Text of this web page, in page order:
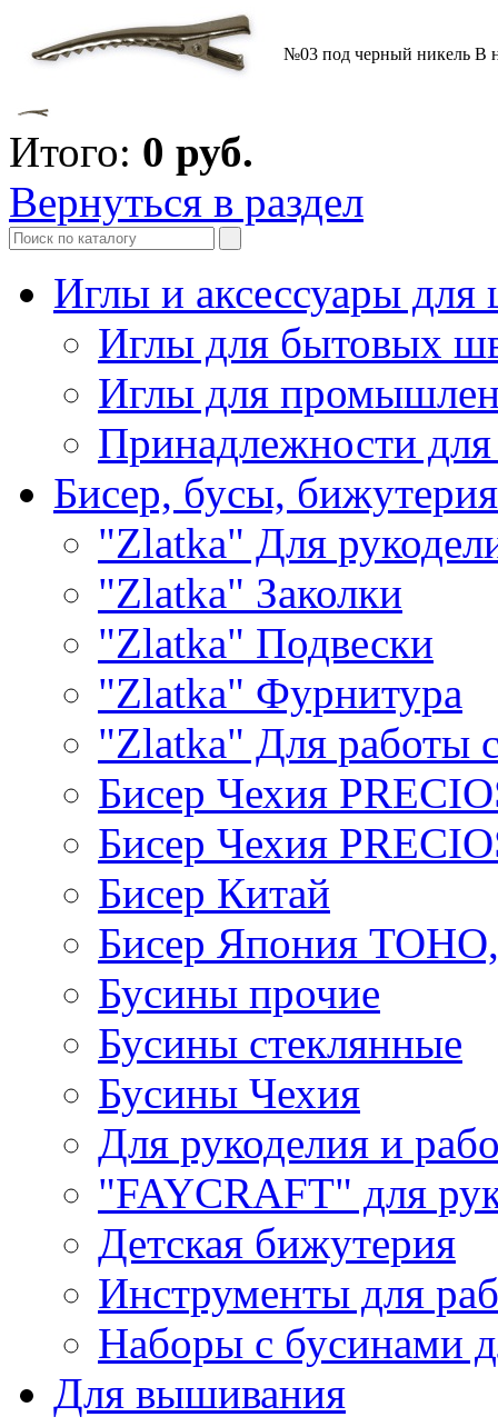
№03 под черный никель В
Итого: 0 руб.
Вернуться в раздел
Иглы и аксессуары
Иглы для бытовых
Иглы для
Принадлежности
Бисер, бусы, бижутерия
"Zlatka" Для
"Zlatka" Заколки
"Zlatka" Подвески
"Zlatka" Фурнитура
"Zlatka" Для работы
Бисер Чехия
Бисер Чехия
Бисер Китай
Бисер Япония
Бусины прочие
Бусины стеклянные
Бусины Чехия
Для рукоделия и
"FAYCRAFT" для
Детская бижутерия
Инструменты для
Наборы с бусинами
Для вышивания